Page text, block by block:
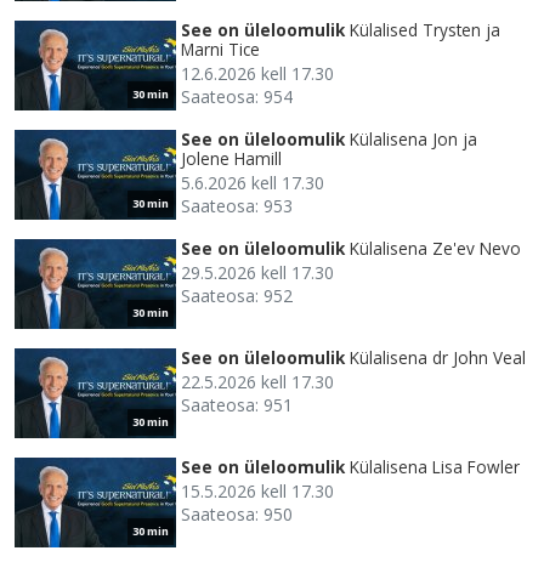
30 min
See on üleloomulik Külalised Trysten ja
Marni Tice
12.6.2026 kell 17.30
Saateosa: 954
30 min
See on üleloomulik Külalisena Jon ja
Jolene Hamill
5.6.2026 kell 17.30
Saateosa: 953
30 min
See on üleloomulik Külalisena Ze'ev Nevo
29.5.2026 kell 17.30
Saateosa: 952
30 min
See on üleloomulik Külalisena dr John Veal
22.5.2026 kell 17.30
Saateosa: 951
30 min
See on üleloomulik Külalisena Lisa Fowler
15.5.2026 kell 17.30
Saateosa: 950